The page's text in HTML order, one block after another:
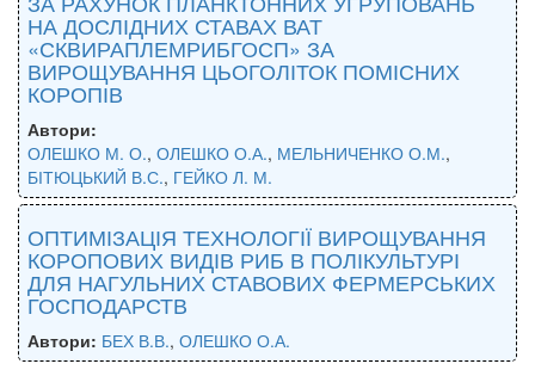
НА ДОСЛІДНИХ СТАВАХ ВАТ
«СКВИРАПЛЕМРИБГОСП» ЗА
ВИРОЩУВАННЯ ЦЬОГОЛІТОК ПОМІСНИХ
КОРОПІВ
Автори:
ОЛЕШКО М. О., ОЛЕШКО О.А., МЕЛЬНИЧЕНКО О.М.,
БІТЮЦЬКИЙ В.С., ГЕЙКО Л. М.
ОПТИМІЗАЦІЯ ТЕХНОЛОГІЇ ВИРОЩУВАННЯ
КОРОПОВИХ ВИДІВ РИБ В ПОЛІКУЛЬТУРІ
ДЛЯ НАГУЛЬНИХ СТАВОВИХ ФЕРМЕРСЬКИХ
ГОСПОДАРСТВ
Автори: БЕХ В.В., ОЛЕШКО О.А.